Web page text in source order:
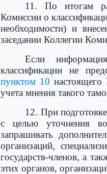
11. По итогам
Комиссии о
необходимости) и
заседании Коллегии
Если
классификации не
пунктом 10
учета мнения такого
12. При
с целью уточнения
запрашивать
организаций,
государств-членов, а
этих органов,